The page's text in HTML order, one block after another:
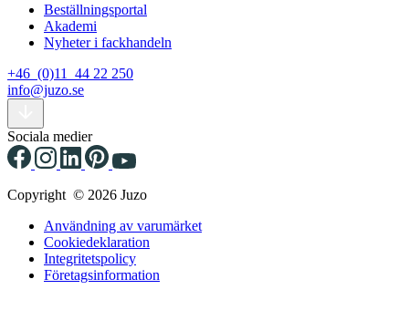
Beställningsportal
Akademi
Nyheter i fackhandeln
+46 (0)11 44 22 250
info@juzo.se
Sociala medier
Copyright © 2026 Juzo
Användning av varumärket
Cookiedeklaration
Integritetspolicy
Företagsinformation